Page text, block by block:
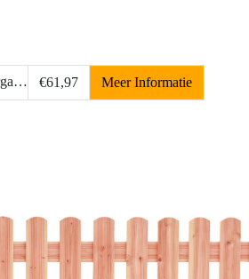
€61,97 Meer Informatie